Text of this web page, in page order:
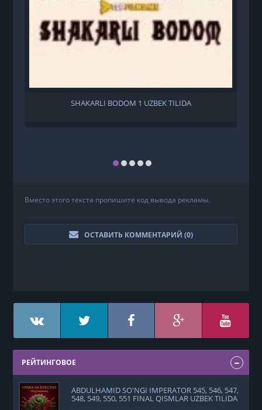
SHAKARLI BODOM 1 UZBEK TILIDA
Вместо этого текста пропишите код вывода рекламы.
ОСТАВИТЬ КОММЕНТАРИЙ (0)
РЕЙТИНГОВОЕ
ABDULHAMID SO'NGI IMPERATOR 545, 546, 547,
548, 549, 550, 551 FINAL QISMLAR UZBEK TILIDA